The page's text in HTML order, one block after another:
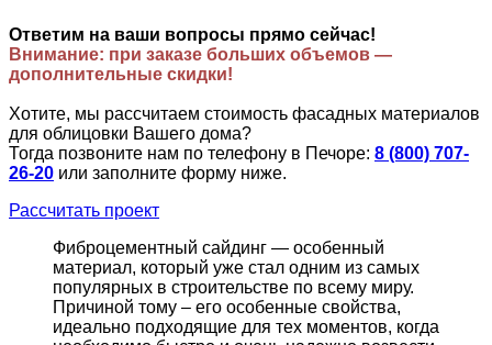
Ответим на ваши вопросы прямо сейчас!
Внимание: при заказе больших объемов —
дополнительные скидки!
Хотите, мы рассчитаем стоимость фасадных материалов
для облицовки Вашего дома?
Тогда позвоните нам по телефону в Печоре: 8 (800) 707-
26-20 или заполните форму ниже.
Рассчитать проект
Фиброцементный сайдинг — особенный
материал, который уже стал одним из самых
популярных в строительстве по всему миру.
Причиной тому – его особенные свойства,
идеально подходящие для тех моментов, когда